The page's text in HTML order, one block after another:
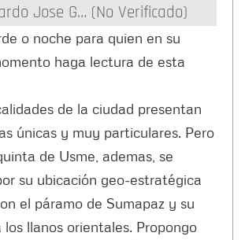
Jose G… (no Verificado)
o noche para quien en su
haga lectura de esta
de la ciudad presentan
únicas y muy particulares. Pero
de Usme, ademas, se
su ubicación geo-estratégica
el páramo de Sumapaz y su
los llanos orientales. Propongo